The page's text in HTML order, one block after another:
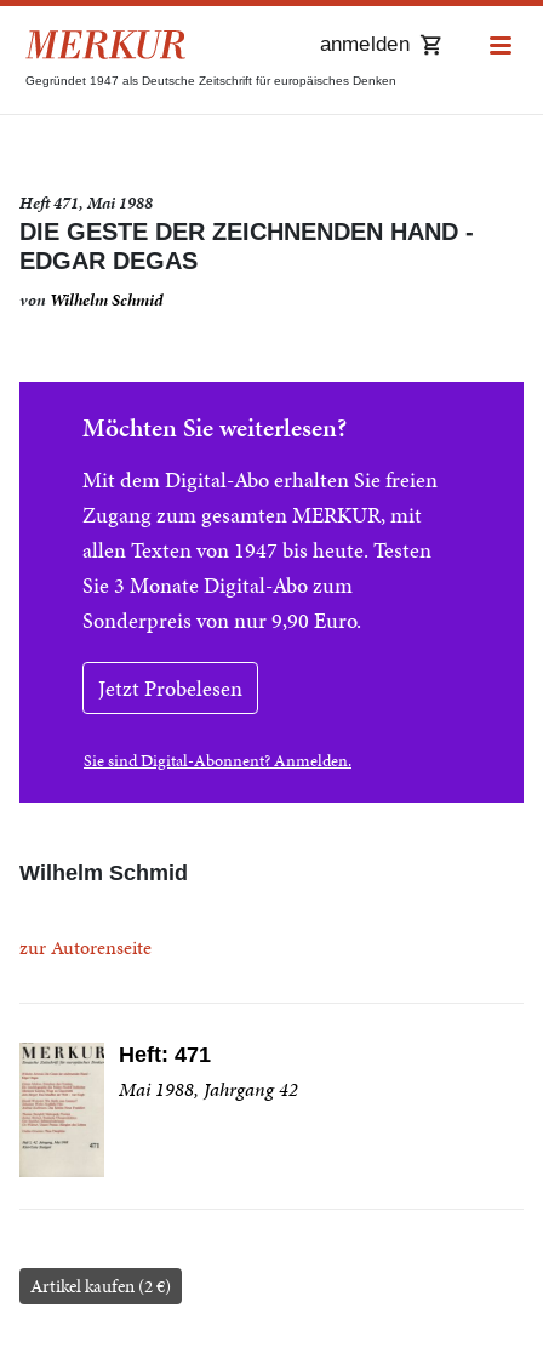
Gegründet 1947 als Deutsche Zeitschrift für europäisches Denken
anmelden
Heft 471, Mai 1988
DIE GESTE DER ZEICHNENDEN HAND -
EDGAR DEGAS
von Wilhelm Schmid
Möchten Sie weiterlesen?
Mit dem Digital-Abo erhalten Sie freien
Zugang zum gesamten MERKUR, mit
allen Texten von 1947 bis heute. Testen
Sie 3 Monate Digital-Abo zum
Sonderpreis von nur 9,90 Euro.
Jetzt Probelesen
Sie sind Digital-Abonnent? Anmelden.
Wilhelm Schmid
zur Autorenseite
Heft: 471
Mai 1988, Jahrgang 42
Artikel kaufen (2 €)